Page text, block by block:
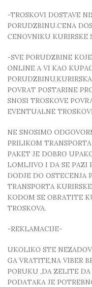
-TROSKOVI DOSTAVE
PORUDZBINU.CENA
CENOVNIKU KURIRSKE
-SVE PORUDZBINE
ONLINE A VI KAO
POVRAT POSTARINE
SNOSI TROSKOVE
EVENTUALNE
NE SNOSIMO
PRILIKOM
PAKET JE DOBRO
LOMLJIVO I DA SE PAZI
DODJE DO OSTECENJA
TRANSPORTA
KODOM SE OBRATITE
TROSKOVA.
-REKLAMACIJE-
UKOLIKO STE
GA VRATITE,NA VIBER
PORUKU ,DA ZELITE
PODATAKA JE